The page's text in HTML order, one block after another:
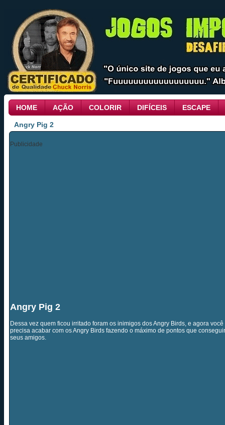
HOME AÇÃO COLORIR DIFÍCEIS ESCAPE
Angry Pig 2
Publicidade
Angry Pig 2
Dessa vez quem ficou irritado foram os inimigos dos Angry Birds, e agora
precisa acabar com os Angry Birds fazendo o máximo de pontos que
seus amigos.